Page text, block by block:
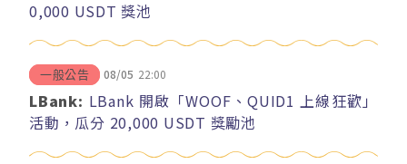
0,000 USDT 獎池
一般公告 08/05 22:00
LBank: LBank 開啟「WOOF、QUID1 上線狂歡」
活動，瓜分 20,000 USDT 獎勵池